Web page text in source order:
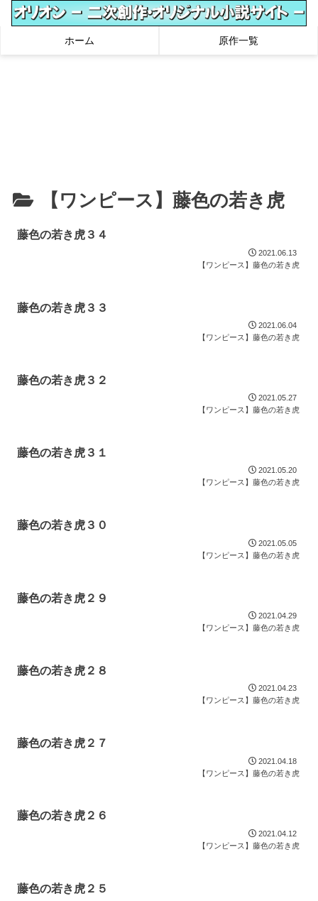
ホーム 原作一覧
【ワンピース】藤色の若き虎
藤色の若き虎３４
2021.06.13
【ワンピース】藤色の若き虎
藤色の若き虎３３
2021.06.04
【ワンピース】藤色の若き虎
藤色の若き虎３２
2021.05.27
【ワンピース】藤色の若き虎
藤色の若き虎３１
2021.05.20
【ワンピース】藤色の若き虎
藤色の若き虎３０
2021.05.05
【ワンピース】藤色の若き虎
藤色の若き虎２９
2021.04.29
【ワンピース】藤色の若き虎
藤色の若き虎２８
2021.04.23
【ワンピース】藤色の若き虎
藤色の若き虎２７
2021.04.18
【ワンピース】藤色の若き虎
藤色の若き虎２６
2021.04.12
【ワンピース】藤色の若き虎
藤色の若き虎２５